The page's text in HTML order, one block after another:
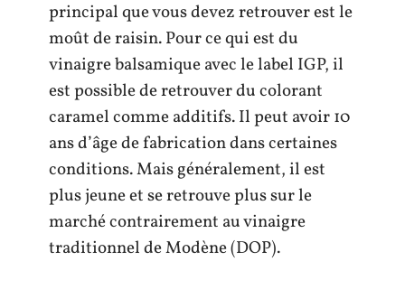
principal que vous devez retrouver est le
moût de raisin. Pour ce qui est du
vinaigre balsamique avec le label IGP, il
est possible de retrouver du colorant
caramel comme additifs. Il peut avoir 10
ans d’âge de fabrication dans certaines
conditions. Mais généralement, il est
plus jeune et se retrouve plus sur le
marché contrairement au vinaigre
traditionnel de Modène (DOP).